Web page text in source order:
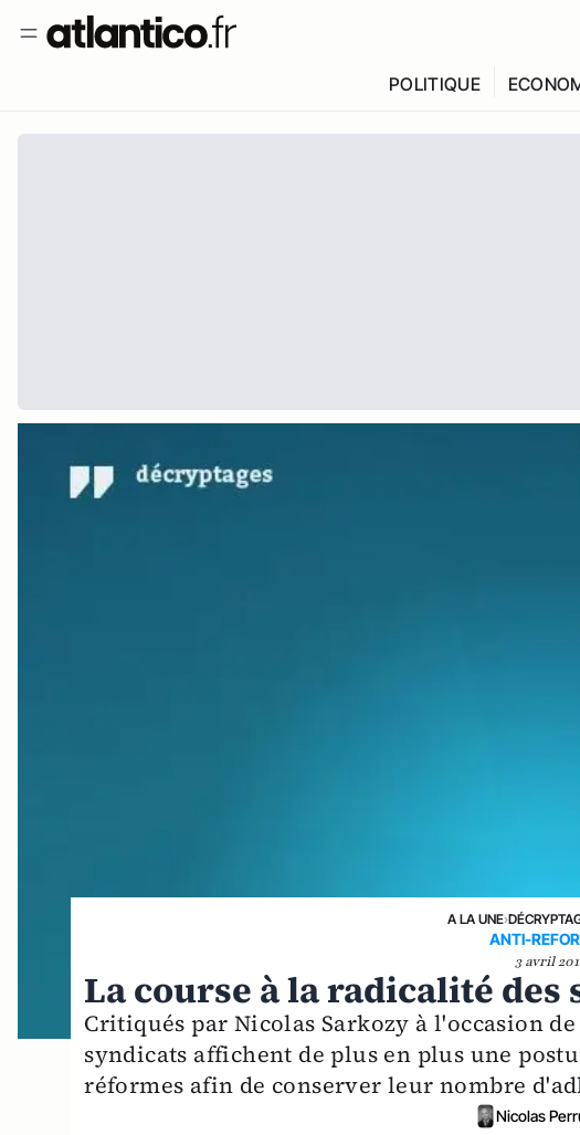
POLITIQUE
A LA UNE›
ANTI-
3 avril
La course à la radicalité
Critiqués par Nicolas Sarkozy à l'occasion
syndicats affichent de plus en plus une
réformes afin de conserver leur nombre
Nicolas